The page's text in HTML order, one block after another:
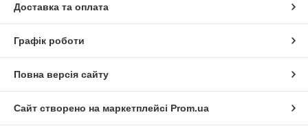
Доставка та оплата
Графік роботи
Повна версія сайту
Сайт створено на маркетплейсі Prom.ua